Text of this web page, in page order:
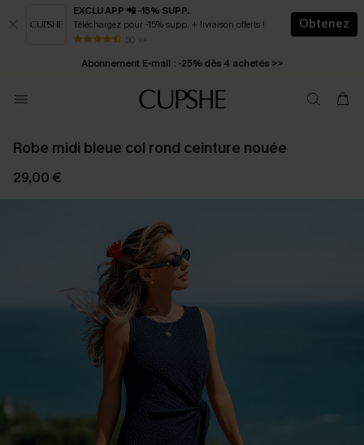
EXCLU APP 📲 -15% SUPP.
Téléchargez pour -15% supp. + livraison offerts !
50 k+
Obtenez
* Livraison éclair 2-3 jours ouvrés >>
Abonnement E-mail : -25% dès 4 achetés >>
Robe midi bleue col rond ceinture nouée
29,00 €